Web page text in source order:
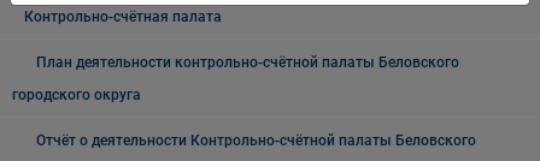
Контрольно-счётная палата
План деятельности контрольно-счётной палаты Беловского
городского округа
Отчёт о деятельности Контрольно-счётной палаты Беловского